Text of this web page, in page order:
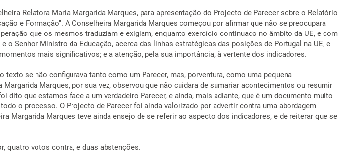
Relatora Maria Margarida Marques, para apresentação do Projecto de Parecer sobre o Relatório
e Formação". A Conselheira Margarida Marques começou por afirmar que não se preocupara
que os mesmos traduziam e exigiam, enquanto exercício continuado no âmbito da UE, e com
Senhor Ministro da Educação, acerca das linhas estratégicas das posições de Portugal na UE, e
mais significativos; e a atenção, pela sua importância, à vertente dos indicadores.
se não configurava tanto como um Parecer, mas, porventura, como uma pequena
Marques, por sua vez, observou que não cuidara de sumariar acontecimentos ou resumir
que estamos face a um verdadeiro Parecer, e ainda, mais adiante, que é um documento muito
o processo. O Projecto de Parecer foi ainda valorizado por advertir contra uma abordagem
Margarida Marques teve ainda ensejo de se referir ao aspecto dos indicadores, e de reiterar que se
quatro votos contra, e duas abstenções.